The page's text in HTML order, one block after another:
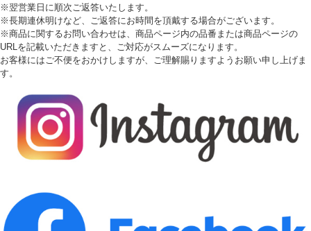
※翌営業日に順次ご返答いたします。
※長期連休明けなど、ご返答にお時間を頂戴する場合がございます。
※商品に関するお問い合わせは、商品ページ内の品番または商品ページの
URLを記載いただきますと、ご対応がスムーズになります。
お客様にはご不便をおかけしますが、ご理解賜りますようお願い申し上げま
す。